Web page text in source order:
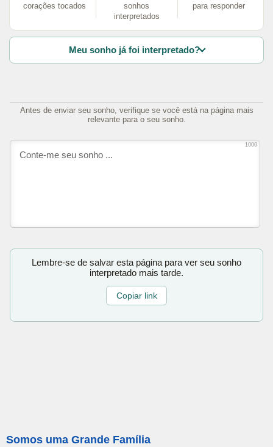
corações tocados
sonhos
interpretados
para responder
Meu sonho já foi interpretado?
Antes de enviar seu sonho, verifique se você está na página mais
relevante para o seu sonho.
1000
Lembre-se de salvar esta página para ver seu sonho
interpretado mais tarde.
Copiar link
Somos uma Grande Família